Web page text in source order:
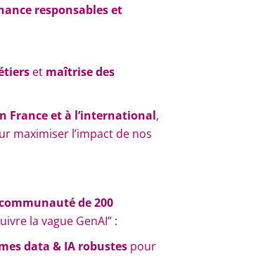
responsables et
et maîtrise des
France et à l’international,
maximiser l’impact de nos
de 200
la vague GenAI” :
data & IA robustes pour